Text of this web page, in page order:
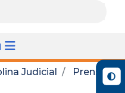
Judicial
Prensa